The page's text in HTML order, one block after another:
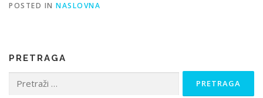
POSTED IN NASLOVNA
PRETRAGA